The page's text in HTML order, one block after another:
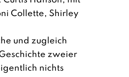
Collette, Shirley
und zugleich
zweier
nichts